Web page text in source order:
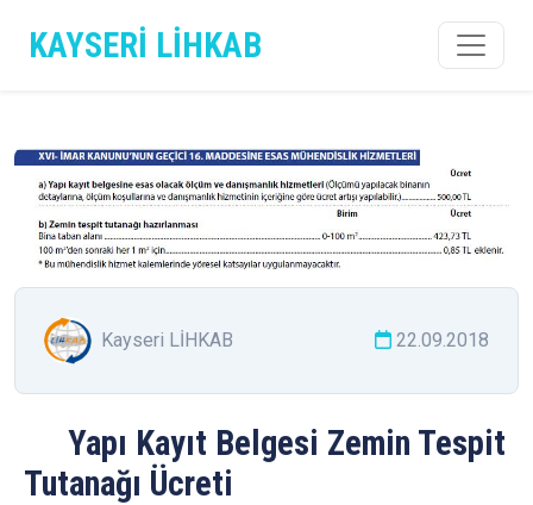
KAYSERİ LİHKAB
Kayseri LİHKAB 22.09.2018
Yapı Kayıt Belgesi Zemin Tespit
Tutanağı Ücreti